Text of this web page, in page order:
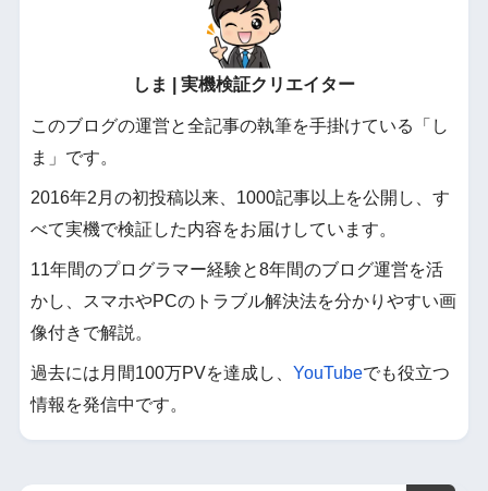
しま | 実機検証クリエイター
このブログの運営と全記事の執筆を手掛けている「し
ま」です。
2016年2月の初投稿以来、1000記事以上を公開し、す
べて実機で検証した内容をお届けしています。
11年間のプログラマー経験と8年間のブログ運営を活
かし、スマホやPCのトラブル解決法を分かりやすい画
像付きで解説。
過去には月間100万PVを達成し、 YouTubeでも役立つ
情報を発信中です。